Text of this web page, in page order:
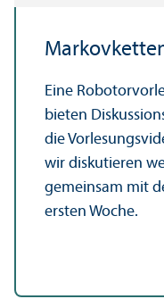
Eine
bieten
die
wir diskutieren
gemeinsam mit
ersten Woche.